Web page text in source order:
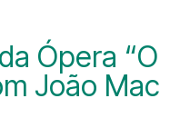
Ópera “O
João Mac